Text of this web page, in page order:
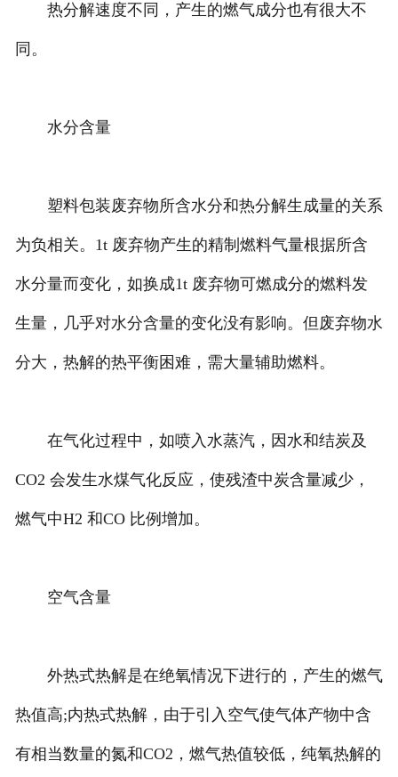
热分解速度不同，产生的燃气成分也有很大不
同。
水分含量
塑料包装废弃物所含水分和热分解生成量的关系
为负相关。1t 废弃物产生的精制燃料气量根据所含
水分量而变化，如换成1t 废弃物可燃成分的燃料发
生量，几乎对水分含量的变化没有影响。但废弃物水
分大，热解的热平衡困难，需大量辅助燃料。
在气化过程中，如喷入水蒸汽，因水和结炭及
CO2 会发生水煤气化反应，使残渣中炭含量减少，
燃气中H2 和CO 比例增加。
空气含量
外热式热解是在绝氧情况下进行的，产生的燃气
热值高;内热式热解，由于引入空气使气体产物中含
有相当数量的氮和CO2，燃气热值较低，纯氧热解的